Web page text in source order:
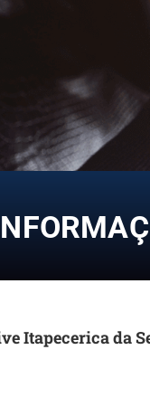
Itapecerica da